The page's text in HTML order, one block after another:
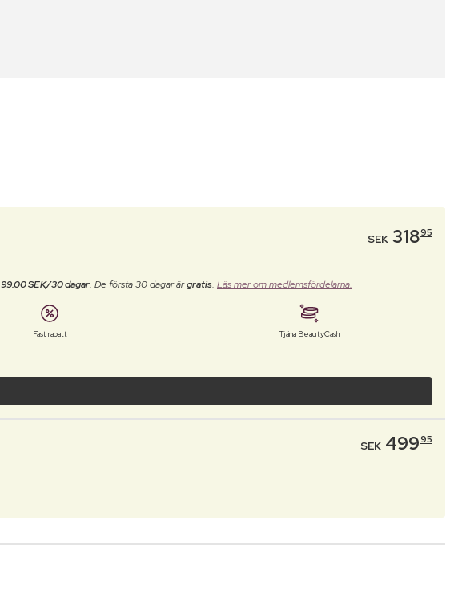
SEK 31895
99.00 SEK/30 dagar. De första 30 dagar ärgratis. Läs mer om medlemsfördelarna.
Fast rabatt Tjäna BeautyCash
SEK 49995